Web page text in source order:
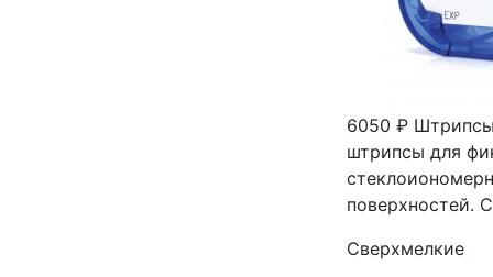
6050 ₽ Штрипсы
штрипсы для
поверхностей.
Сверхмелкие